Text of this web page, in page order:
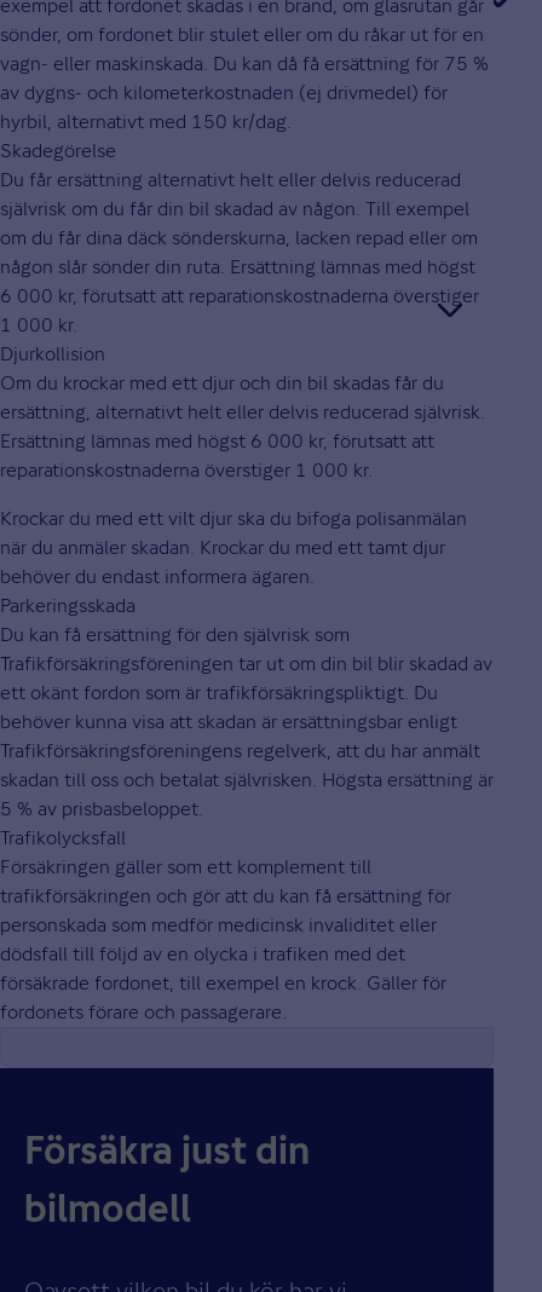
exempel att fordonet skadas i en brand, om glasrutan går
sönder, om fordonet blir stulet eller om du råkar ut för en
vagn- eller maskinskada. Du kan då få ersättning för 75 %
av dygns- och kilometerkostnaden (ej drivmedel) för
hyrbil, alternativt med 150 kr/dag.
Skadegörelse
Du får ersättning alternativt helt eller delvis reducerad
självrisk om du får din bil skadad av någon. Till exempel
om du får dina däck sönderskurna, lacken repad eller om
någon slår sönder din ruta. Ersättning lämnas med högst
6 000 kr, förutsatt att reparationskostnaderna överstiger
1 000 kr.
Djurkollision
Om du krockar med ett djur och din bil skadas får du
ersättning, alternativt helt eller delvis reducerad självrisk.
Ersättning lämnas med högst 6 000 kr, förutsatt att
reparationskostnaderna överstiger 1 000 kr.
Krockar du med ett vilt djur ska du bifoga polisanmälan
när du anmäler skadan. Krockar du med ett tamt djur
behöver du endast informera ägaren.
Parkeringsskada
Du kan få ersättning för den självrisk som
Trafikförsäkringsföreningen tar ut om din bil blir skadad av
ett okänt fordon som är trafikförsäkringspliktigt. Du
behöver kunna visa att skadan är ersättningsbar enligt
Trafikförsäkringsföreningens regelverk, att du har anmält
skadan till oss och betalat självrisken. Högsta ersättning är
5 % av prisbasbeloppet.
Trafikolycksfall
Försäkringen gäller som ett komplement till
trafikförsäkringen och gör att du kan få ersättning för
personskada som medför medicinsk invaliditet eller
dödsfall till följd av en olycka i trafiken med det
försäkrade fordonet, till exempel en krock. Gäller för
fordonets förare och passagerare.
Försäkra just din
bilmodell